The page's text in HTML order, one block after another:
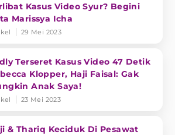
Kasus Video Syur? Begini
Marissya Icha
29 Mei 2023
Terseret Kasus Video 47 Detik
Klopper, Haji Faisal: Gak
Anak Saya!
23 Mei 2023
& Thariq Keciduk Di Pesawat